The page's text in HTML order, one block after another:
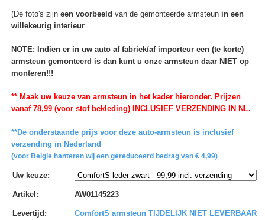
(De foto's zijn een voorbeeld van de gemonteerde armsteun in een
willekeurig interieur.
NOTE: Indien er in uw auto af fabriek/af importeur een (te korte)
armsteun gemonteerd is dan kunt u onze armsteun daar NIET op
monteren!!!
** Maak uw keuze van armsteun in het kader hieronder. Prijzen
vanaf 78,99 (voor stof bekleding) INCLUSIEF VERZENDING IN NL.
**De onderstaande prijs voor deze auto-armsteun is inclusief
verzending in Nederland
(voor Belgie hanteren wij een gereduceerd bedrag van € 4,99)
Uw keuze:
Artikel : AW01145223
Levertijd : ComfortS armsteun TIJDELIJK NIET LEVERBAAR